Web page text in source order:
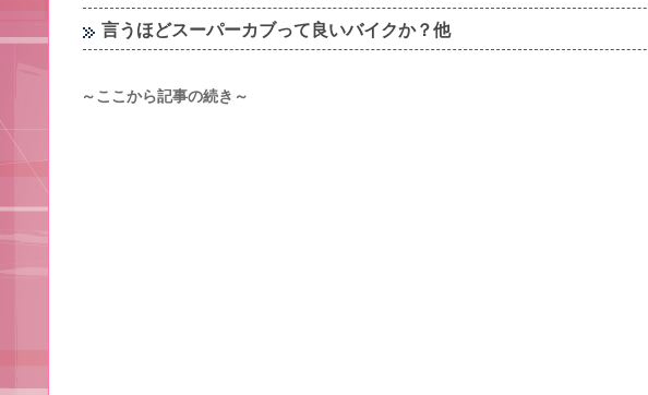
言うほどスーパーカブって良いバイクか？他
～ここから記事の続き～